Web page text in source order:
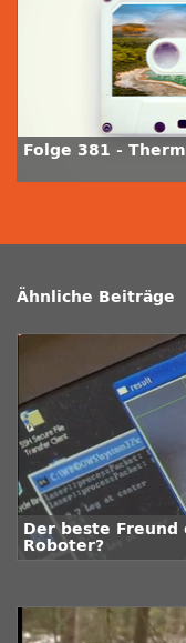
Folge 381 -
Ähnliche Beiträge
Der beste Freund
Roboter?